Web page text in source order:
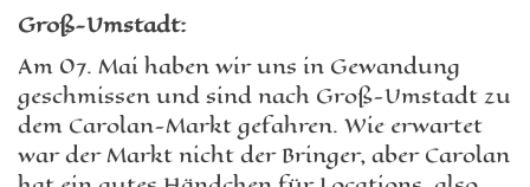
Groß-Umstadt:
Am 07. Mai haben wir uns in Gewandung
geschmissen und sind nach Groß-Umstadt zu
dem Carolan-Markt gefahren. Wie erwartet
war der Markt nicht der Bringer, aber Carolan